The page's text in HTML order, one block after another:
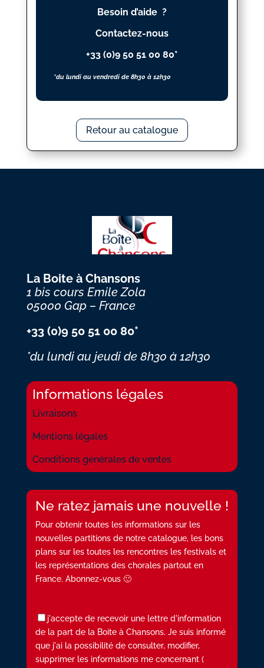
Besoin d’aide ?
Contactez-nous
+33 (0)9 50 51 00 80*
*du lundi au vendredi de 8h30 à 12h30
Retour au catalogue
La Boite à Chansons
1 bis cours Emile Zola
05000 Gap – France
+33 (0)9 50 51 00 80*
*du lundi au jeudi de 8h30 à 12h30
Informations légales
Livraisons
Mentions légales
Conditions générales de ventes
Ne ratez jamais une nouvelle !
Pour obtenir toutes les informations sur les
nouvelles partitions de notre catalogue, les bons
plans sur les toutes les rencontres les festivals et
les représentations des chorales partout en
France. Abonnez-vous 🙂
j'accepte de recevoir une lettre d'information
de la part de la Boite à Chansons. Je suis informé
que j'ai la possibilité de consulter, modifier,
supprimer les informations me concernant (